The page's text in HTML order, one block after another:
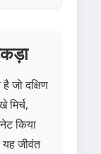
जो दक्षिण
मिर्च,
किया
यह जीवंत